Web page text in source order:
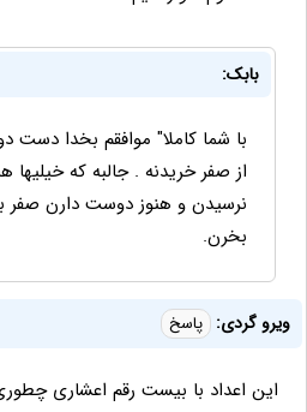
بابک:
با شما کاملا" موافقم بخدا دست
از صفر خریدنه . جالبه که
نرسیدن و هنوز دوست دارن صفر
بخرن.
ویرو گردی: پاسخ
این اعداد با بیست رقم اعشاری